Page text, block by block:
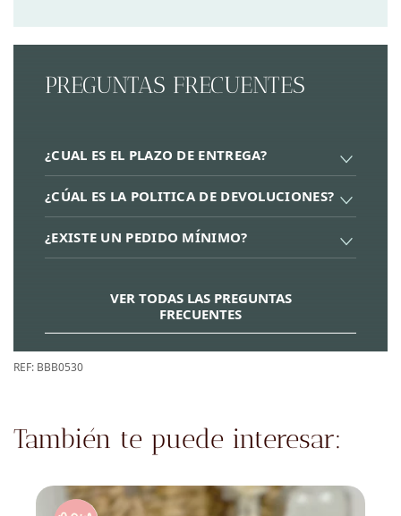
PREGUNTAS FRECUENTES
¿CUAL ES EL PLAZO DE ENTREGA?
¿CÚAL ES LA POLITICA DE DEVOLUCIONES?
¿EXISTE UN PEDIDO MÍNIMO?
VER TODAS LAS PREGUNTAS
FRECUENTES
REF: BBB0530
También te puede interesar: